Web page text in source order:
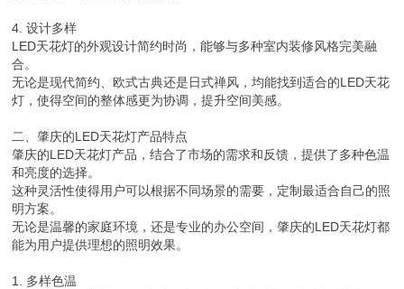
4. 设计多样
LED天花灯的外观设计简约时尚，能够与多种室内装修风格完美融
合。
无论是现代简约、欧式古典还是日式禅风，均能找到适合的LED天花
灯，使得空间的整体感更为协调，提升空间美感。
二、肇庆的LED天花灯产品特点
肇庆的LED天花灯产品，结合了市场的需求和反馈，提供了多种色温
和亮度的选择。
这种灵活性使得用户可以根据不同场景的需要，定制最适合自己的照
明方案。
无论是温馨的家庭环境，还是专业的办公空间，肇庆的LED天花灯都
能为用户提供理想的照明效果。
1. 多样色温